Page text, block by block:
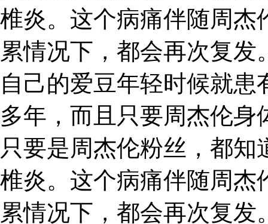
椎炎。这个病痛伴随周杰
累情况下，都会再次复
自己的爱豆年轻时候就
多年，而且只要周杰伦
只要是周杰伦粉丝，都
椎炎。这个病痛伴随周杰
累情况下，都会再次复发